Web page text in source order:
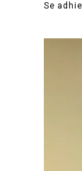
Se